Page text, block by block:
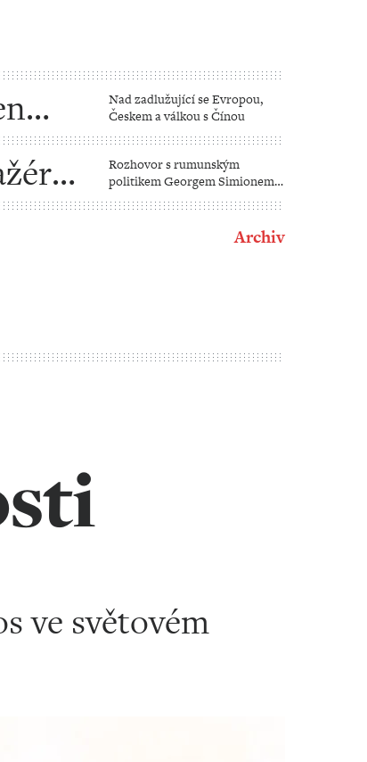
Nad zadlužující se Evropou,
Českem a válkou s Čínou
Rozhovor s rumunským
politikem Georgem Simionem,
který je „náhradníkem“ za
zakázaného Călina Georgesca
Archiv
ve světovém